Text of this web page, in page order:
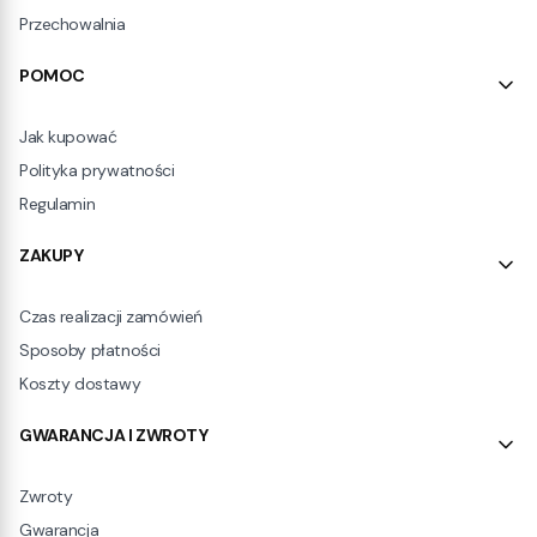
Przechowalnia
POMOC
Jak kupować
Polityka prywatności
Regulamin
ZAKUPY
Czas realizacji zamówień
Sposoby płatności
Koszty dostawy
GWARANCJA I ZWROTY
Zwroty
Gwarancja